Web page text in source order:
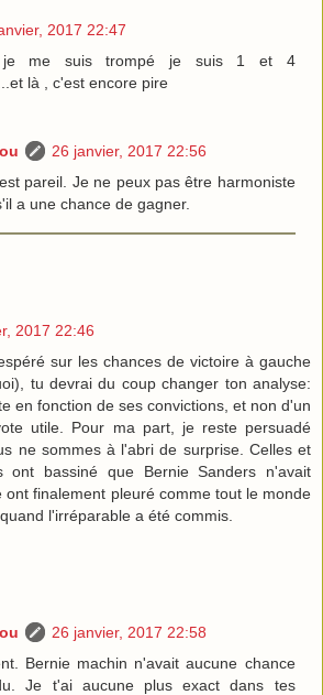
2017 22:47
je me suis trompé je suis 1 et 4
là , c'est encore pire
26 janvier, 2017 22:56
pareil. Je ne peux pas être harmoniste
a une chance de gagner.
2017 22:46
sur les chances de victoire à gauche
tu devrai du coup changer ton analyse:
en fonction de ses convictions, et non d'un
utile. Pour ma part, je reste persuadé
ne sommes à l'abri de surprise. Celles et
ont bassiné que Bernie Sanders n'avait
ont finalement pleuré comme tout le monde
l'irréparable a été commis.
26 janvier, 2017 22:58
Bernie machin n'avait aucune chance
Je t'ai aucune plus exact dans tes